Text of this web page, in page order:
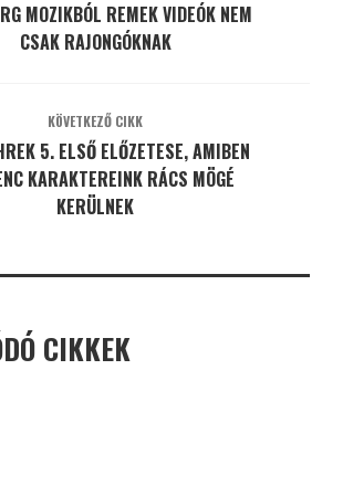
MOZIKBÓL REMEK VIDEÓK NEM
CSAK RAJONGÓKNAK
KÖVETKEZŐ CIKK
5. ELSŐ ELŐZETESE, AMIBEN
KARAKTEREINK RÁCS MÖGÉ
KERÜLNEK
CIKKEK